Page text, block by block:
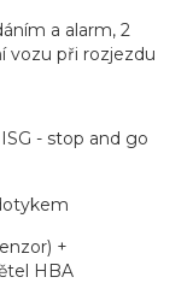
a alarm, 2
vozu při rozjezdu
- stop and go
+
HBA